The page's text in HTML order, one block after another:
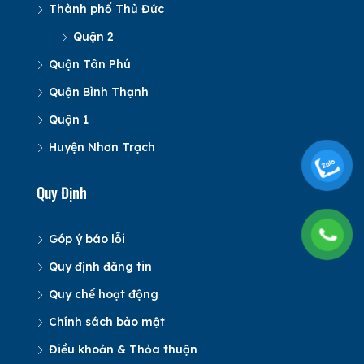
Thành phố Thủ Đức
Quận 2
Quận Tân Phú
Quận Bình Thạnh
Quận 1
Huyện Nhơn Trạch
Quy Định
Góp ý báo lỗi
Quy định đăng tin
Quy chế hoạt động
Chính sách bảo mật
Điều khoản & Thỏa thuận